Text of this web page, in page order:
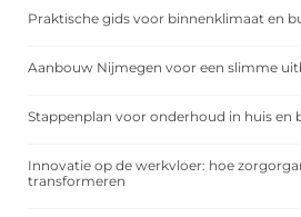
Praktische gids voor binnenklimaat en
Aanbouw Nijmegen voor een slimme
Stappenplan voor onderhoud in huis en
Innovatie op de werkvloer: hoe
transformeren